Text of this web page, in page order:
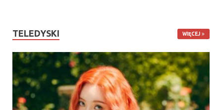
TELEDYSKI WIĘCEJ